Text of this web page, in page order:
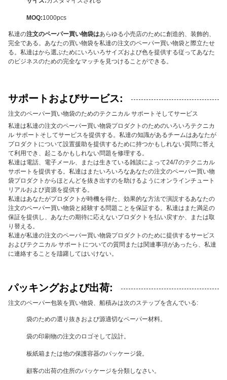
MOQ:1000pcs
私達の注文のペーパー買い物袋はあらゆる小売店のために創造的、装飾的、
完全である。あなたの買い物袋を私達の注文のペーパー買い物袋と際立たせ
る。私達はから選ぶためにいろいろサイズおよび色を提供する従ってあなた
のビジネスのための完全なマッチを見つけることができる。
サポートおよびサービス:
注文のペーパー買い物袋のためのテクニカル サポートそしてサービス
私達は私達の注文のペーパー買い物袋プロダクトのためのいろいろテクニカ
ル サポートそしてサービスを提供する。私達の知識があるチームはあなたが
プロダクトについて設置援助を提供するために持つかもしれない質問に答え
て利用でき、起こるかもしれない問題を修理する。
私達は電話、電子メール、または生きている雑談によって24/7のテクニカル
サポートを提供する。私達はまたいろいろなあなたの注文のペーパー買い物
袋プロダクトからほとんどを抜き出すのを助けるようにオンラインチュート
リアルおよび資源を提供する。
私達はあなたがプロダクトが時機を得た、効果的な方法で演説するあなたの
注文のペーパー買い物袋と経験する問題ことを保証する。私達はまた満足の
保証を提供し、あなたの期待に応えないプロダクトを払い戻すか、または取
り替える。
私達が私達の注文のペーパー買い物袋プロダクトのために提供するサービス
およびテクニカル サポートについての質問または関連事項があったら、私達
に連絡することを躊躇してはいけない。
パッキングおよび出荷:
注文のペーパー包装を買い物袋、船積みは次のステップを含んでいる:
袋のための選り抜きおよび源適切なペーパー材料。
袋の印刷物の注文のロゴそして設計。
板紙箱または他の保護容器のパッケージ袋。
顧客の出荷の住所のパッケージを分類しなさい。